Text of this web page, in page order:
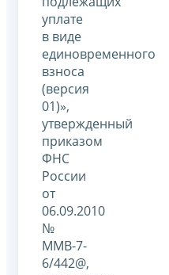
уплате
в виде
единовременного
взноса
(версия
01)»,
утвержденный
приказом
ФНС
России
от
06.09.2010
№
ММВ-7-
6/442@,